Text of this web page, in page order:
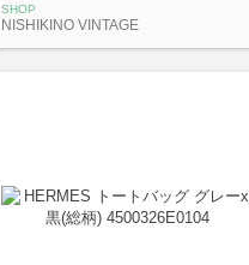
SHOP
NISHIKINO VINTAGE